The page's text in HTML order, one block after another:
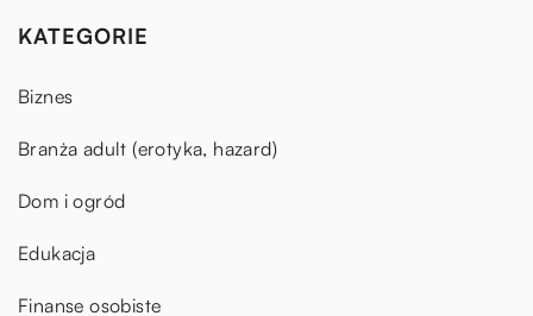
KATEGORIE
Biznes
Branża adult (erotyka, hazard)
Dom i ogród
Edukacja
Finanse osobiste